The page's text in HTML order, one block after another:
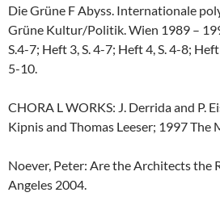
Die Grüne F Abyss. Internationale
Grüne Kultur/Politik. Wien 1989 –
S.4-7; Heft 3, S. 4-7; Heft 4, S. 4-8;
5-10.
CHORA L WORKS: J. Derrida and P.
Kipnis and Thomas Leeser; 1997 The
Noever, Peter: Are the Architects the
Angeles 2004.